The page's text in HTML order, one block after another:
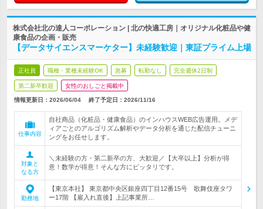
株式会社北の達人コーポレーション | 北の快適工房｜オリジナル化粧品や健
康食品の企画・販売
【データサイエンスマーケター】未経験歓迎｜東証プライム上場
正社員 職種・業種未経験OK 急募 転勤なし 完全週休2日制
第二新卒歓迎 女性のおしごと掲載中
情報更新日：2026/06/04 終了予定日： 2026/11/16
仕事内容
自社商品（化粧品・健康食品）のインハウスWEB広告運用。メデ
ィアごとのアルゴリズム解析やデータ分析を通じた配信チューニ
ングをお任せします。
対象と
なる方
＼未経験の方・第二新卒の方、大歓迎／【大卒以上】分析が得
意！数学が得意！そんな方にピッタリです。
勤務地
【東京本社】 東京都中央区銀座四丁目12番15号 歌舞伎座タワ
ー17階 【雇入れ直後】上記事業所…